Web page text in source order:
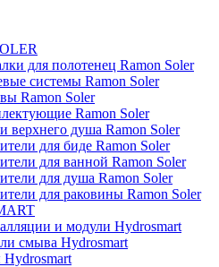
для полотенец Ramon Soler
системы Ramon Soler
Ramon Soler
Ramon Soler
верхнего душа Ramon Soler
для биде Ramon Soler
для ванной Ramon Soler
для душа Ramon Soler
для раковины Ramon Soler
и модули Hydrosmart
смыва Hydrosmart